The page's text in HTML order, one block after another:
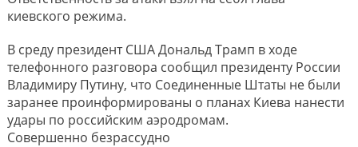
киевского режима.
В среду президент США Дональд Трамп в ходе
телефонного разговора сообщил президенту России
Владимиру Путину, что Соединенные Штаты не были
заранее проинформированы о планах Киева нанести
удары по российским аэродромам.
Совершенно безрассудно